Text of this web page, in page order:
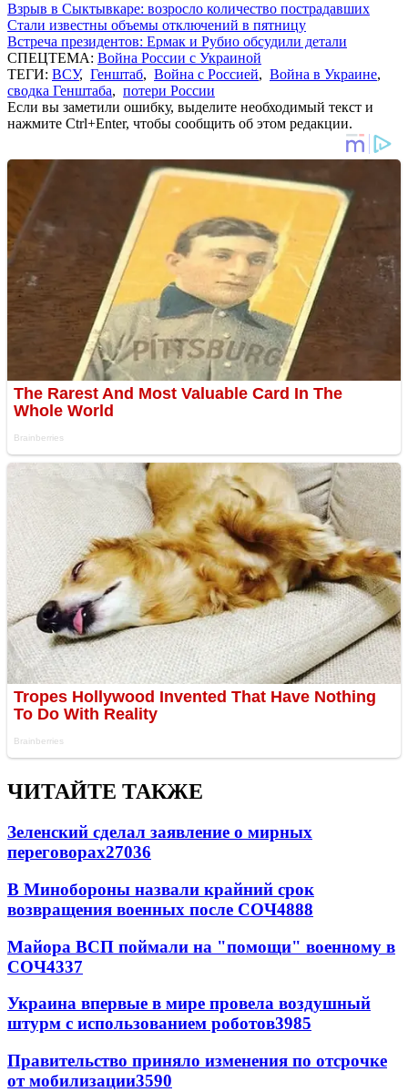
Взрыв в Сыктывкаре: возросло количество пострадавших
Стали известны объемы отключений в пятницу
Встреча президентов: Ермак и Рубио обсудили детали
СПЕЦТЕМА: Война России с Украиной
ТЕГИ: ВСУ, Генштаб, Война с Россией, Война в Украине,
сводка Генштаба, потери России
Если вы заметили ошибку, выделите необходимый текст и
нажмите Ctrl+Enter, чтобы сообщить об этом редакции.
ЧИТАЙТЕ ТАКЖЕ
Зеленский сделал заявление о мирных
переговорах27036
В Минобороны назвали крайний срок
возвращения военных после СОЧ4888
Майора ВСП поймали на "помощи" военному в
СОЧ4337
Украина впервые в мире провела воздушный
штурм с использованием роботов3985
Правительство приняло изменения по отсрочке
от мобилизации3590